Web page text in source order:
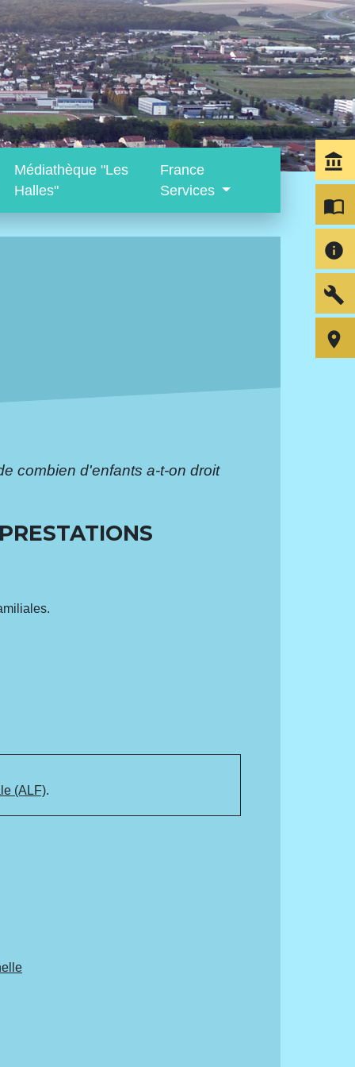
Médiathèque "Les
Halles"
France
Services
combien d'enfants a-t-on droit
(ALF).
account_balance
import_contacts
info
build
room